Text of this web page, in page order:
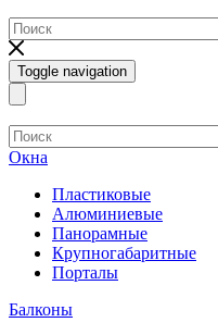
Toggle navigation
Окна
Пластиковые
Алюминиевые
Панорамные
Крупногабаритные
Порталы
Балконы